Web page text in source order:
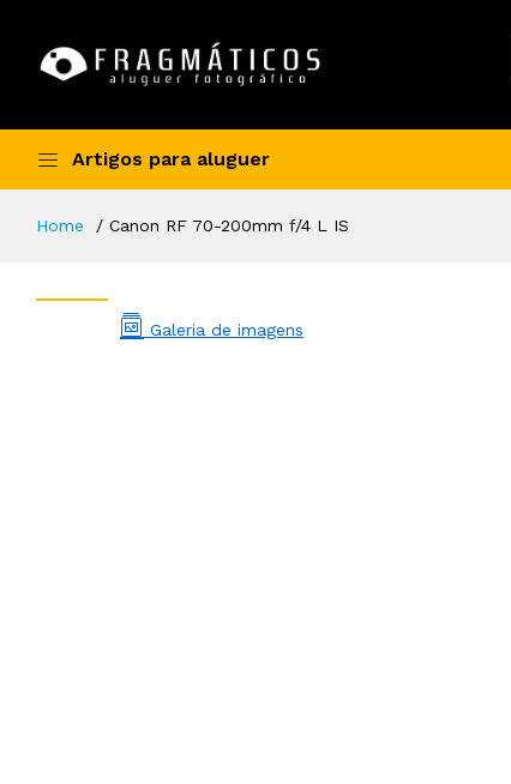
Artigos para aluguer
Home Canon RF 70-200mm f/4 L IS
Galeria de imagens